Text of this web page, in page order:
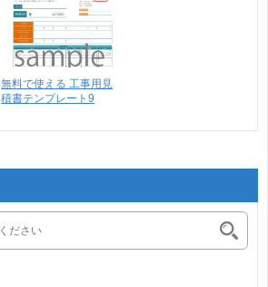
無料で使える 工事用見
積書テンプレート9